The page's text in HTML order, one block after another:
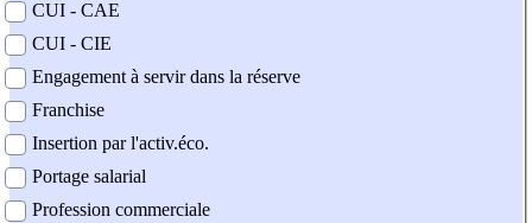
CUI - CAE
CUI - CIE
Engagement à servir dans la réserve
Franchise
Insertion par l'activ.éco.
Portage salarial
Profession commerciale